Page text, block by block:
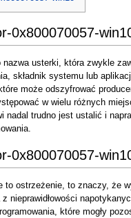
0x800070057-
nazwa usterki, która zwykle
składnik systemu lub
może odszyfrować
w wielu różnych
nadal trudno jest ustalić i
0x800070057-
ostrzeżenie, to znaczy, że
z nieprawidłowości
które mogły